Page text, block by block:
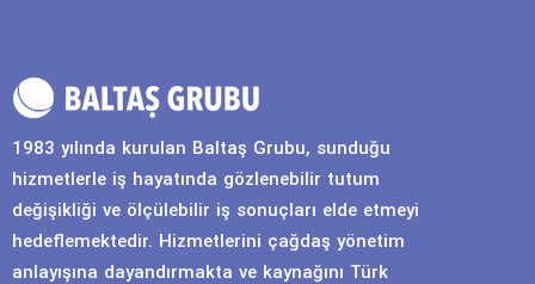
1983 yılında kurulan Baltaş Grubu, sunduğu
hizmetlerle iş hayatında gözlenebilir tutum
değişikliği ve ölçülebilir iş sonuçları elde etmeyi
hedeflemektedir. Hizmetlerini çağdaş yönetim
anlayışına dayandırmakta ve kaynağını Türk